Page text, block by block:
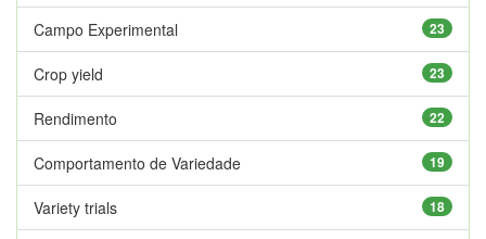
23
Campo Experimental
23
Crop yield
22
Rendimento
19
Comportamento de Variedade
18
Variety trials